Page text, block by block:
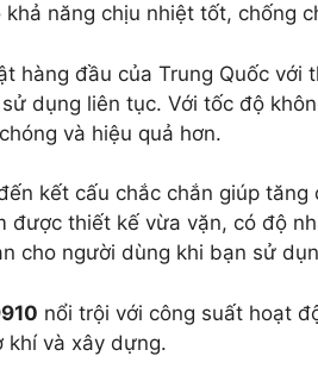
năng chịu nhiệt tốt, chống
hàng đầu của Trung Quốc
dụng liên tục. Với tốc độ
và hiệu quả hơn.
kết cấu chắc chắn giúp
được thiết kế vừa vặn, có độ
cho người dùng khi bạn sử
nổi trội với công suất hoạt
khí và xây dựng.